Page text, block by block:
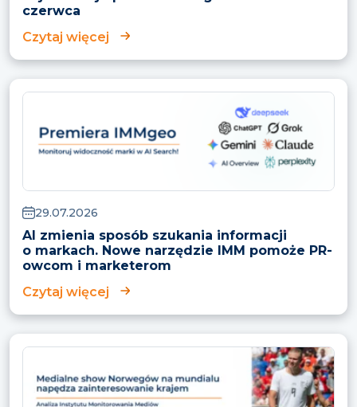
czerwca
Czytaj więcej
29.07.2026
AI zmienia sposób szukania informacji
o markach. Nowe narzędzie IMM pomoże PR-
owcom i marketerom
Czytaj więcej